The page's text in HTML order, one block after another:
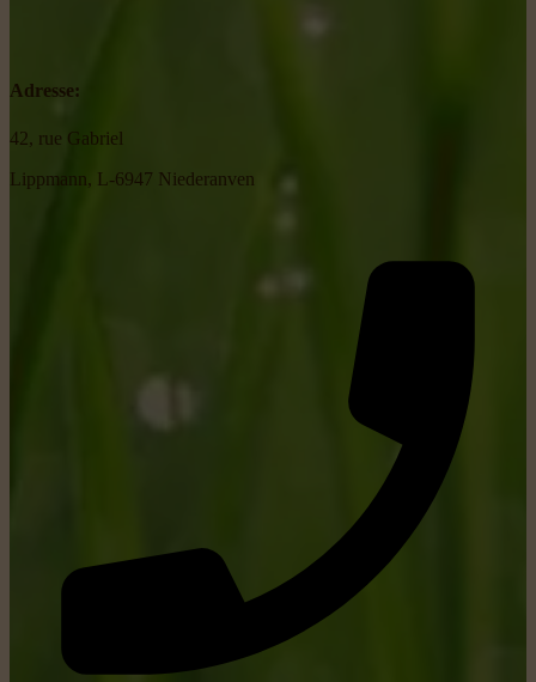
Adresse:
42, rue Gabriel
Lippmann, L-6947 Niederanven